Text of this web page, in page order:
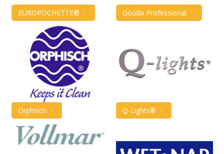
EUROPOCHETTE® Gouda Professional
Orphisch Q-Lights®